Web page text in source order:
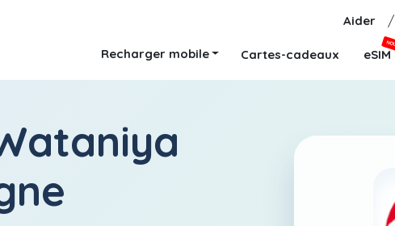
Aider /
Recharger mobile Cartes-cadeaux eSIM